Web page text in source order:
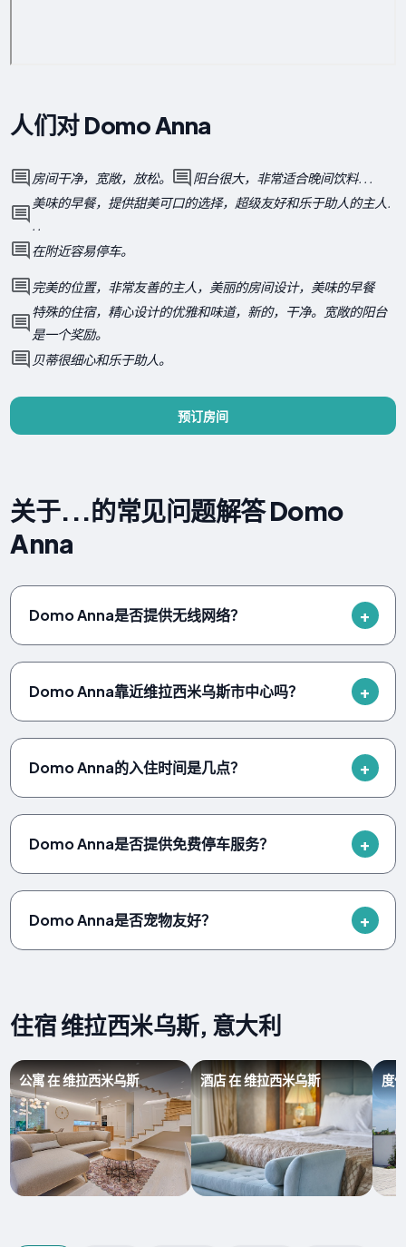
人们对 Domo Anna
房间干净，宽敞，放松。
阳台很大，非常适合晚间饮料. . .
美味的早餐，提供甜美可口的选择，超级友好和乐于助人的主人.
. .
在附近容易停车。
完美的位置，非常友善的主人，美丽的房间设计，美味的早餐
特殊的住宿，精心设计的优雅和味道，新的，干净。宽敞的阳台
是一个奖励。
贝蒂很细心和乐于助人。
预订房间
关于...的常见问题解答 Domo
Anna
Domo Anna是否提供无线网络？
Domo Anna靠近维拉西米乌斯市中心吗？
Domo Anna的入住时间是几点？
Domo Anna是否提供免费停车服务？
Domo Anna是否宠物友好？
住宿 维拉西米乌斯, 意大利
公寓 在 维拉西米乌斯 酒店 在 维拉西米乌斯 度